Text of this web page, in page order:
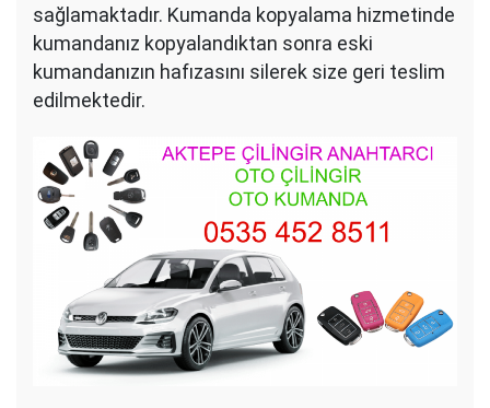
sağlamaktadır. Kumanda kopyalama hizmetinde
kumandanız kopyalandıktan sonra eski
kumandanızın hafızasını silerek size geri teslim
edilmektedir.